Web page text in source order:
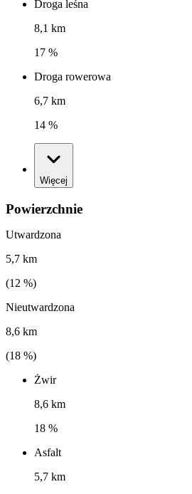
Droga leśna
8,1 km
17 %
Droga rowerowa
6,7 km
14 %
Więcej
Powierzchnie
Utwardzona
5,7 km
(12 %)
Nieutwardzona
8,6 km
(18 %)
Żwir
8,6 km
18 %
Asfalt
5,7 km